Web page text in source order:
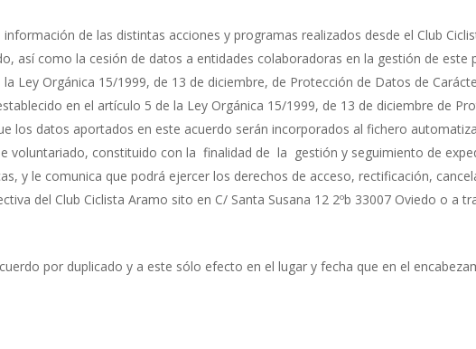
de las distintas acciones y programas realizados desde el Club
así como la cesión de datos a entidades colaboradoras en la gestión de este
Ley Orgánica 15/1999, de 13 de diciembre, de Protección de Datos de
en el artículo 5 de la Ley Orgánica 15/1999, de 13 de diciembre de
los datos aportados en este acuerdo serán incorporados al fichero
voluntariado, constituido con la finalidad de la gestión y seguimiento de
y le comunica que podrá ejercer los derechos de acceso, rectificación,
del Club Ciclista Aramo sito en C/ Santa Susana 12 2ºb 33007 Oviedo o a
por duplicado y a este sólo efecto en el lugar y fecha que en el